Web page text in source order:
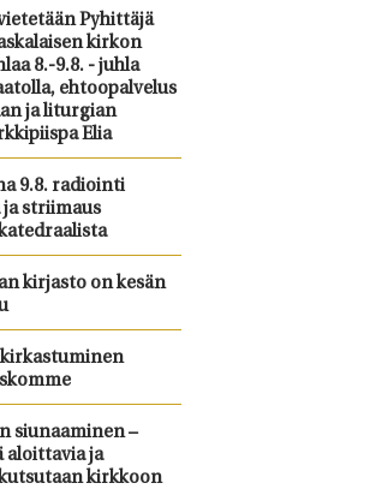
Pyhittäjä
kirkon
8.-9.8. - juhla
ehtoopalvelus
ja liturgian
Elia
9.8. radiointi
ja striimaus
kirjasto on kesän
siunaaminen –
aloittavia ja
kirkkoon